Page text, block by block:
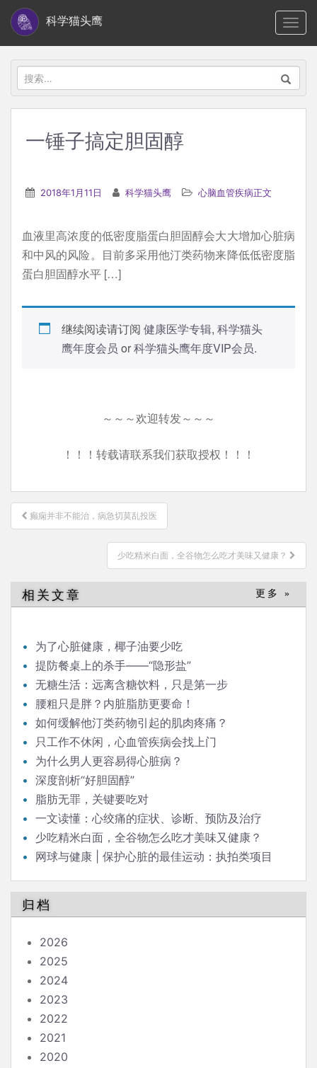
i
科学猫头鹰
搜
索：
一锤子搞定胆固醇
2018年1月11日 科学猫头鹰 心脑血管疾病正文
血液里高浓度的低密度脂蛋白胆固醇会大大增加心脏病
和中风的风险。目前多采用他汀类药物来降低低密度脂
蛋白胆固醇水平 […]
继续阅读请订阅 健康医学专辑, 科学猫头
鹰年度会员 or科学猫头鹰年度VIP会员.
～～～欢迎转发～～～
！！！转载请联系我们获取授权！！！
文
章
癫痫并非不能治，病急切莫乱投医
少吃精米白面，全谷物怎么吃才美味又健康？
相关文章 更多 »
为了心脏健康，椰子油要少吃
提防餐桌上的杀手——“隐形盐”
无糖生活：远离含糖饮料，只是第一步
腰粗只是胖？内脏脂肪更要命！
如何缓解他汀类药物引起的肌肉疼痛？
只工作不休闲，心血管疾病会找上门
为什么男人更容易得心脏病？
深度剖析“好胆固醇”
脂肪无罪，关键要吃对
一文读懂：心绞痛的症状、诊断、预防及治疗
少吃精米白面，全谷物怎么吃才美味又健康？
网球与健康 | 保护心脏的最佳运动：执拍类项目
归档
2026
2025
2024
2023
2022
2021
2020